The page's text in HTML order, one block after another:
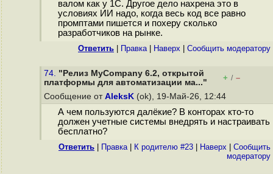
валом как у 1С. Другое дело нахрена это в
условиях ИИ надо, когда весь код все равно
промптами пишется и похеру сколько
разработчиков на рынке.
Ответить Правка| Наверх Cообщить модератору
74. "Релиз MyCompany 6.2, открытой
платформы для автоматизации ма..."
+ / –
Сообщение от AleksK (ok), 19-Май-26, 12:44
А чем пользуются далёкие? В конторах кто-то
должен учетные системы внедрять и настраивать
бесплатно?
Ответить Правка| К родителю #23 Наверх
Cообщить
модератору